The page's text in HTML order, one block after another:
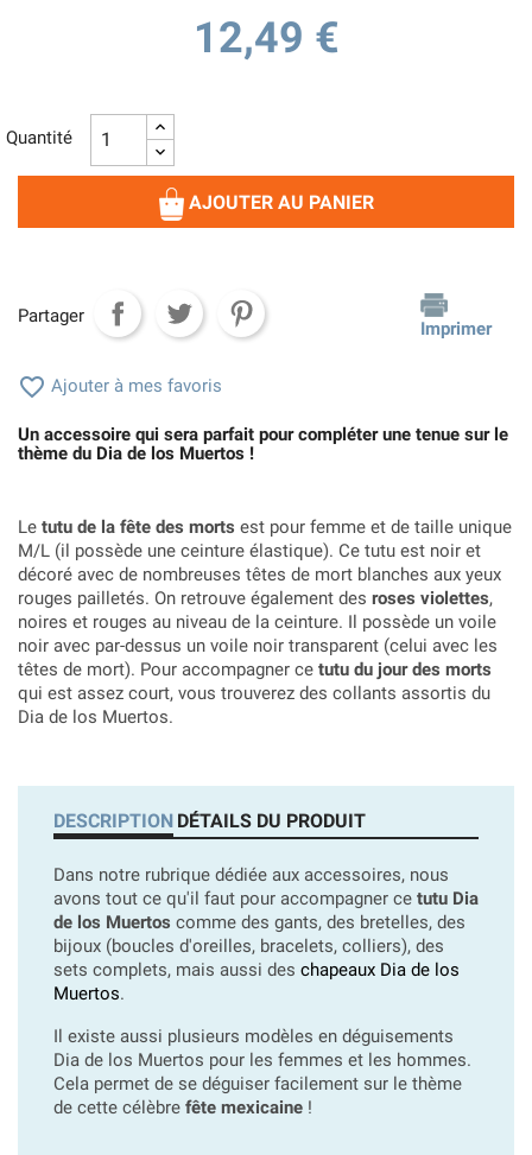
12,49 €
Quantité
AJOUTER AU PANIER
Partager
Imprimer
 Ajouter à mes favoris
Un accessoire qui sera parfait pour compléter une tenue sur le
thème du Dia de los Muertos !
Le tutu de la fête des morts est pour femme et de taille unique
M/L (il possède une ceinture élastique). Ce tutu est noir et
décoré avec de nombreuses têtes de mort blanches aux yeux
rouges pailletés. On retrouve également des roses violettes,
noires et rouges au niveau de la ceinture. Il possède un voile
noir avec par-dessus un voile noir transparent (celui avec les
têtes de mort). Pour accompagner ce tutu du jour des morts
qui est assez court, vous trouverez des collants assortis du
Dia de los Muertos.
DESCRIPTION DÉTAILS DU PRODUIT
Dans notre rubrique dédiée aux accessoires, nous
avons tout ce qu'il faut pour accompagner ce tutu Dia
de los Muertos comme des gants, des bretelles, des
bijoux (boucles d'oreilles, bracelets, colliers), des
sets complets, mais aussi des chapeaux Dia de los
Muertos.
Il existe aussi plusieurs modèles en déguisements
Dia de los Muertos pour les femmes et les hommes.
Cela permet de se déguiser facilement sur le thème
de cette célèbre fête mexicaine !